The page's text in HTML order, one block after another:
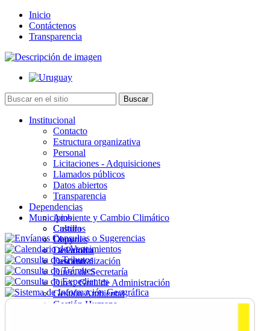
Inicio
Contáctenos
Transparencia
Institucional
Contacto
Estructura organizativa
Personal
Licitaciones - Adquisiciones
Llamados públicos
Datos abiertos
Transparencia
Dependencias
Ambiente y Cambio Climático
Cultura
Deportes
Desarrollo
Descentralización
Direc. de Secretaría
Direc. Gral. de Administración
Gestión Ambiental
Gestión Humana
Municipios
Castillos
Chuy
La Paloma
Lascano